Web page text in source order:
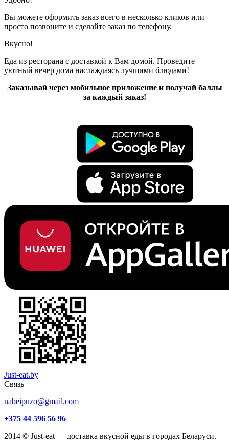
Вы можете оформить заказ всего в несколько кликов или
просто позвоните и сделайте заказ по телефону.
Вкусно!
Еда из ресторана с доставкой к Вам домой. Проведите
уютный вечер дома наслаждаясь лучшими блюдами!
Заказывай через мобильное приложение и получай баллы
за каждый заказ!
Just-eat.by
Связь
nabeipuzo@gmail.com
+375 44 596 56 96
2014 © Just-eat — доставка вкусной еды в городах Беларуси.